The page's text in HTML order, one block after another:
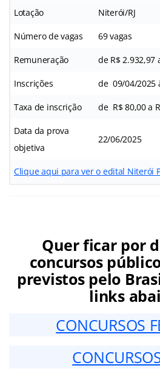
Lotação Niterói/RJ
Número de vagas 69 vagas
Remuneração de R$ 2.932,97
Inscrições de 09/04/2025
Taxa de inscrição de R$ 80,00 a
Data da prova
objetiva
22/06/2025
Clique aqui para ver o edital Niterói
Quer ficar por
concursos
previstos pelo
links
CONCURSOS